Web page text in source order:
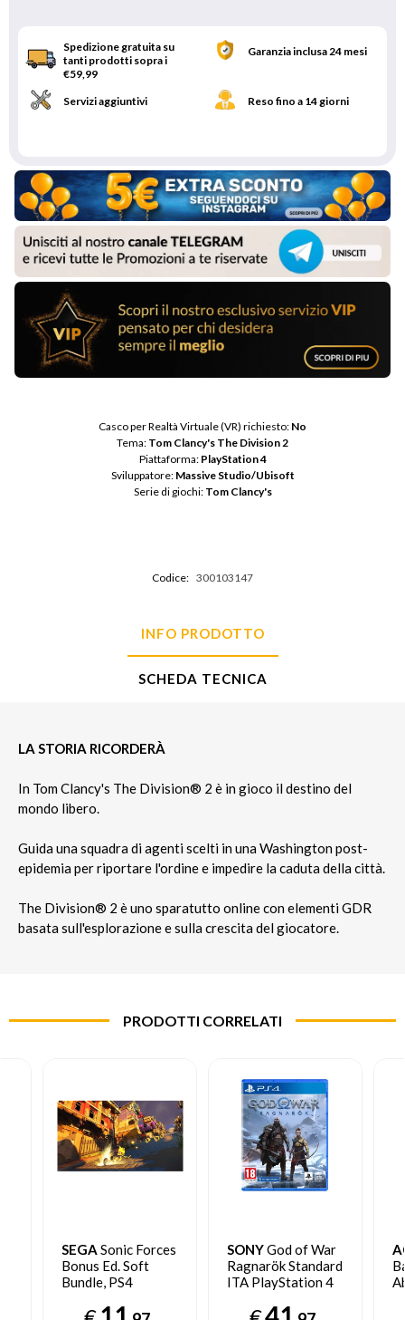
Spedizione gratuita su
tanti prodotti sopra i
€59,99
Garanzia inclusa 24 mesi
Servizi aggiuntivi Reso fino a 14 giorni
Casco per Realtà Virtuale (VR) richiesto: No
Tema: Tom Clancy's The Division 2
Piattaforma: PlayStation 4
Sviluppatore: Massive Studio/Ubisoft
Serie di giochi: Tom Clancy's
Codice: 300103147
INFO PRODOTTO
SCHEDA TECNICA
LA STORIA RICORDERÀ
In Tom Clancy's The Division® 2 è in gioco il destino del
mondo libero.
Guida una squadra di agenti scelti in una Washington post-
epidemia per riportare l'ordine e impedire la caduta della città.
The Division® 2 è uno sparatutto online con elementi GDR
basata sull'esplorazione e sulla crescita del giocatore.
PRODOTTI CORRELATI
SEGA Sonic Forces
Bonus Ed. Soft
Bundle, PS4
SONYGod of War
Ragnarök Standard
ITA PlayStation 4